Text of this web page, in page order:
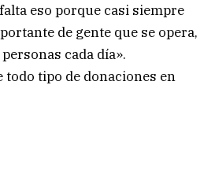
eso porque casi siempre
de gente que se opera,
cada día».
tipo de donaciones en